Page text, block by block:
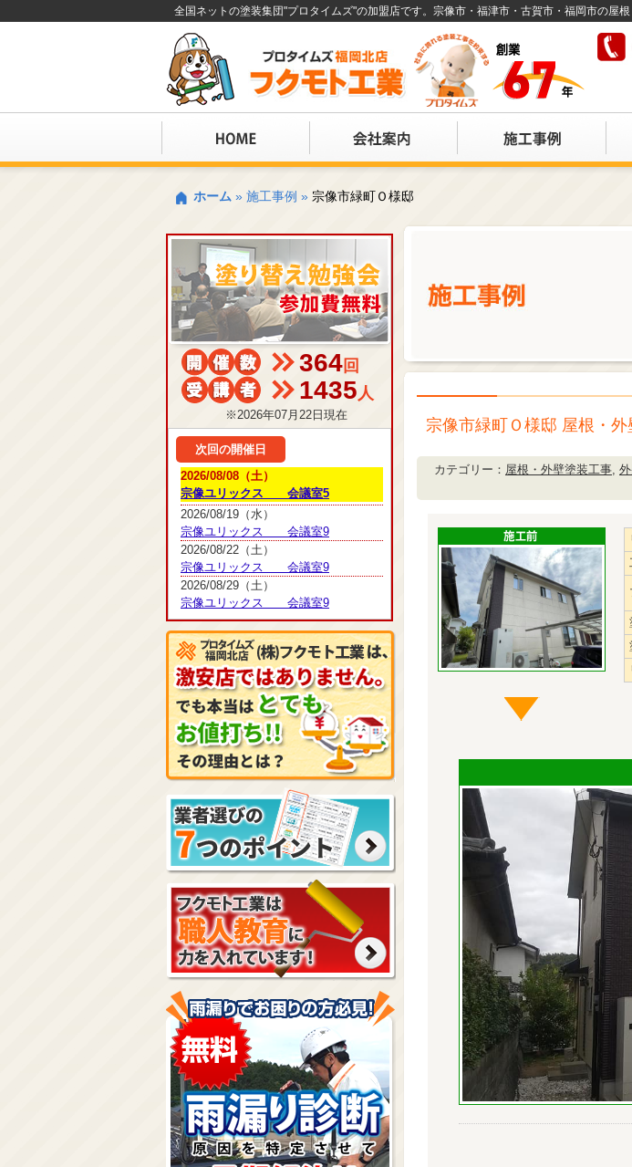
全国ネットの塗装集団"プロタイムズ"の加盟店です。宗像市・福津市・古賀市・福岡市の屋
ホーム » 施工事例 » 宗像市緑町Ｏ様邸
宗像市緑町Ｏ様邸 屋根・
カテゴリー： 屋根・外壁塗装工事,
364回
1435人
※2026年07月22日現在
次回の開催日
2026/08/08（土）
宗像ユリックス 会議室5
2026/08/19（水）
宗像ユリックス 会議室9
2026/08/22（土）
宗像ユリックス 会議室9
2026/08/29（土）
宗像ユリックス 会議室9